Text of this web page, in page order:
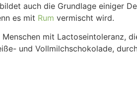
auch die Grundlage einiger
es mit Rum vermischt wird.
mit Lactoseintoleranz,
und Vollmilchschokolade,